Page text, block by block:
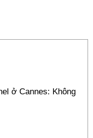
ở Cannes: Không